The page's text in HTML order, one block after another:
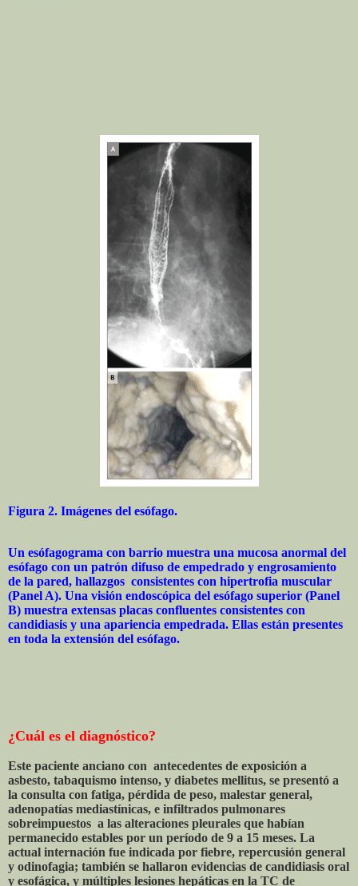
Figura 2. Imágenes del esófago.
Un esófagograma con barrio muestra una mucosa anormal del
esófago con un patrón difuso de empedrado y engrosamiento
de la pared, hallazgos consistentes con hipertrofia muscular
(Panel A). Una visión endoscópica del esófago superior (Panel
B) muestra extensas placas confluentes consistentes con
candidiasis y una apariencia empedrada. Ellas están presentes
en toda la extensión del esófago.
¿Cuál es el diagnóstico?
Este paciente anciano con antecedentes de exposición a
asbesto, tabaquismo intenso, y diabetes mellitus, se presentó a
la consulta con fatiga, pérdida de peso, malestar general,
adenopatías mediastínicas, e infiltrados pulmonares
sobreimpuestos a las alteraciones pleurales que habían
permanecido estables por un período de 9 a 15 meses. La
actual internación fue indicada por fiebre, repercusión general
y odinofagia; también se hallaron evidencias de candidiasis oral
y esofágica, y múltiples lesiones hepáticas en la TC de